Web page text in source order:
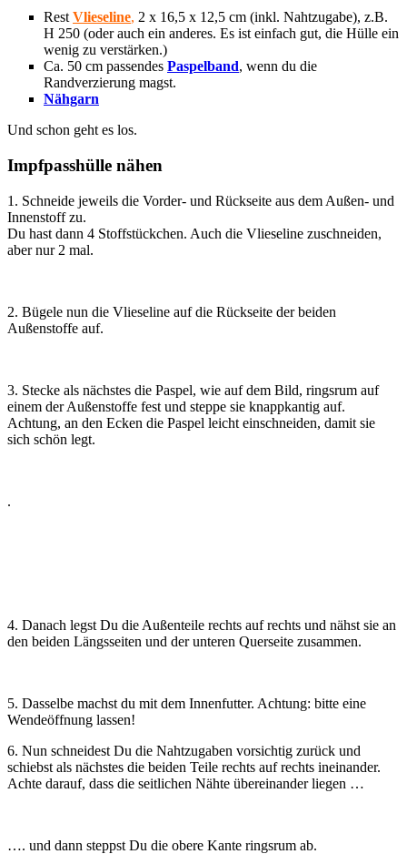
Rest Vlieseline, 2 x 16,5 x 12,5 cm (inkl. Nahtzugabe), z.B.
H 250 (oder auch ein anderes. Es ist einfach gut, die Hülle ein
wenig zu verstärken.)
Ca. 50 cm passendes Paspelband, wenn du die
Randverzierung magst.
Nähgarn
Und schon geht es los.
Impfpasshülle nähen
1. Schneide jeweils die Vorder- und Rückseite aus dem Außen- und
Innenstoff zu.
Du hast dann 4 Stoffstückchen. Auch die Vlieseline zuschneiden,
aber nur 2 mal.
2. Bügele nun die Vlieseline auf die Rückseite der beiden
Außenstoffe auf.
3. Stecke als nächstes die Paspel, wie auf dem Bild, ringsrum auf
einem der Außenstoffe fest und steppe sie knappkantig auf.
Achtung, an den Ecken die Paspel leicht einschneiden, damit sie
sich schön legt.
.
4. Danach legst Du die Außenteile rechts auf rechts und nähst sie an
den beiden Längsseiten und der unteren Querseite zusammen.
5. Dasselbe machst du mit dem Innenfutter. Achtung: bitte eine
Wendeöffnung lassen!
6. Nun schneidest Du die Nahtzugaben vorsichtig zurück und
schiebst als nächstes die beiden Teile rechts auf rechts ineinander.
Achte darauf, dass die seitlichen Nähte übereinander liegen …
…. und dann steppst Du die obere Kante ringsrum ab.